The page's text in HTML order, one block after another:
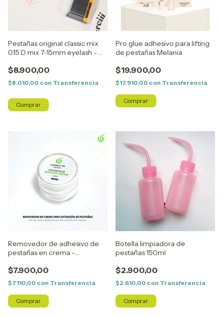
Pestañas original classic mix
0.15 D mix 7-15mm eyelash -
$8.900,00
$8.010,00 con Transferencia
Pro glue adhesivo para lifting
de pestañas Melania
$19.900,00
$17.910,00 con Transferencia
Removedor de adhesivo de
pestañas en crema -
$7.900,00
$7.110,00 con Transferencia
Botella limpiadora de
pestañas 150ml
$2.900,00
$2.610,00 con Transferencia